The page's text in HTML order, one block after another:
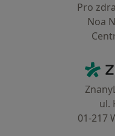
Pro
Noa
ul.
01-217